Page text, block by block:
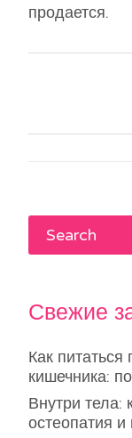
продается.
по
Свежие
Как
кишечника:
Внутри тела:
остеопатия